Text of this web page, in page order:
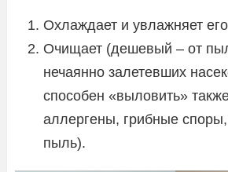
Охлаждает и увлажняет
Очищает (дешевый – от
нечаянно залетевших
способен «выловить»
аллергены, грибные
пыль).